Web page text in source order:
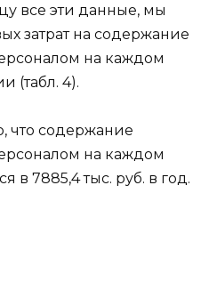
все эти данные, мы
затрат на содержание
на каждом
(табл. 4).
что содержание
на каждом
в 7885,4 тыс. руб. в год.